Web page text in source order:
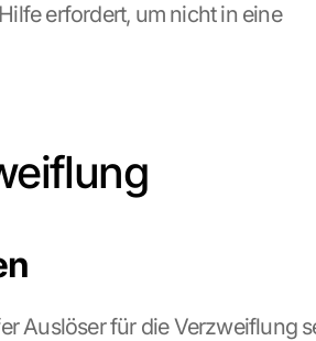
erfordert, um nicht in eine
Auslöser für die Verzweiflung